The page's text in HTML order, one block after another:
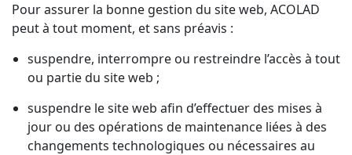
Pour assurer la bonne gestion du site web, ACOLAD
peut à tout moment, et sans préavis :
suspendre, interrompre ou restreindre l’accès à tout
ou partie du site web ;
suspendre le site web afin d’effectuer des mises à
jour ou des opérations de maintenance liées à des
changements technologiques ou nécessaires au